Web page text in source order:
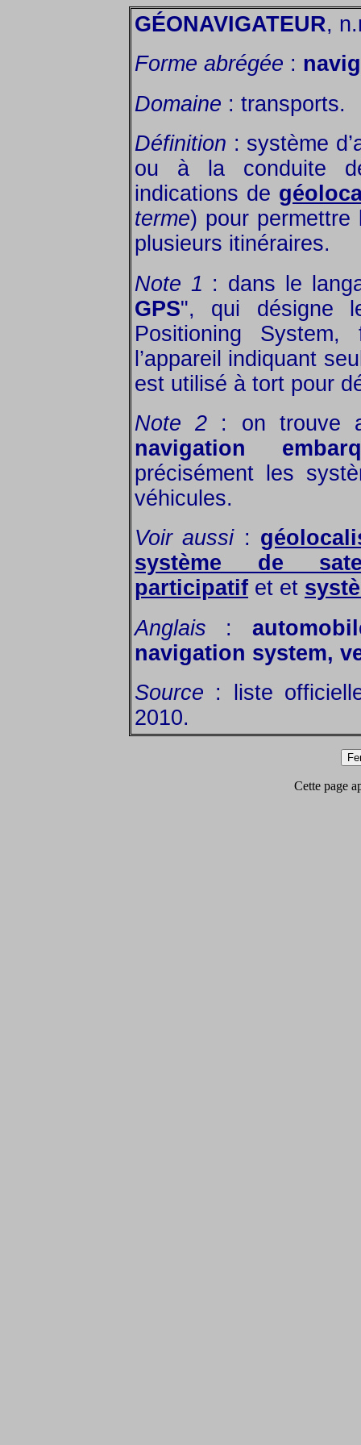
GÉONAVIGATEUR,
Forme abrégée :
Domaine : transports.
Définition : système
ou à la conduite
indications de
terme) pour permettre
plusieurs itinéraires.
Note 1 : dans le
GPS", qui désigne
Positioning
l’appareil indiquant
est utilisé à tort pour
Note 2 : on trouve
navigation
précisément les
véhicules.
Voir aussi:
système de
participatif et et
Anglais :
navigation system,
Source : liste
2010.
Cette page